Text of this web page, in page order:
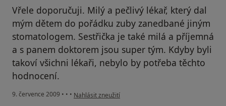
Vřele doporučuji. Milý a pečlivý lékař, který dal
mým dětem do pořádku zuby zanedbané jiným
stomatologem. Sestřička je také milá a příjemná
a s panem doktorem jsou super tým. Kdyby byli
takoví všichni lékaři, nebylo by potřeba těchto
hodnocení.
9. července 2009 • • • podle názoru uživatele M.M.
Nahlásit zneužití